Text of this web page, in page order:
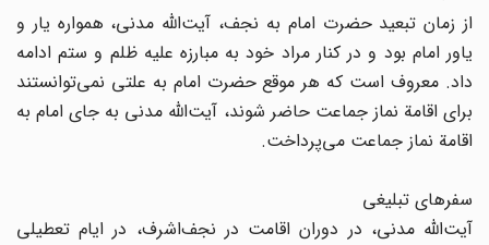
از زمان تبعید حضرت امام به نجف، آیت‌الله مدنی، همواره یار و
یاور امام بود و در کنار مراد خود به مبارزه علیه ظلم و ستم ادامه
داد. معروف است که هر موقع حضرت امام به علتی نمی‌توانستند
برای اقامة نماز جماعت حاضر شوند، آیت‌الله مدنی به جای امام به
اقامة نماز جماعت می‌پرداخت.
سفرهای تبلیغی
آیت‌الله مدنی، در دوران اقامت در نجف‌اشرف، در ایام تعطیلی